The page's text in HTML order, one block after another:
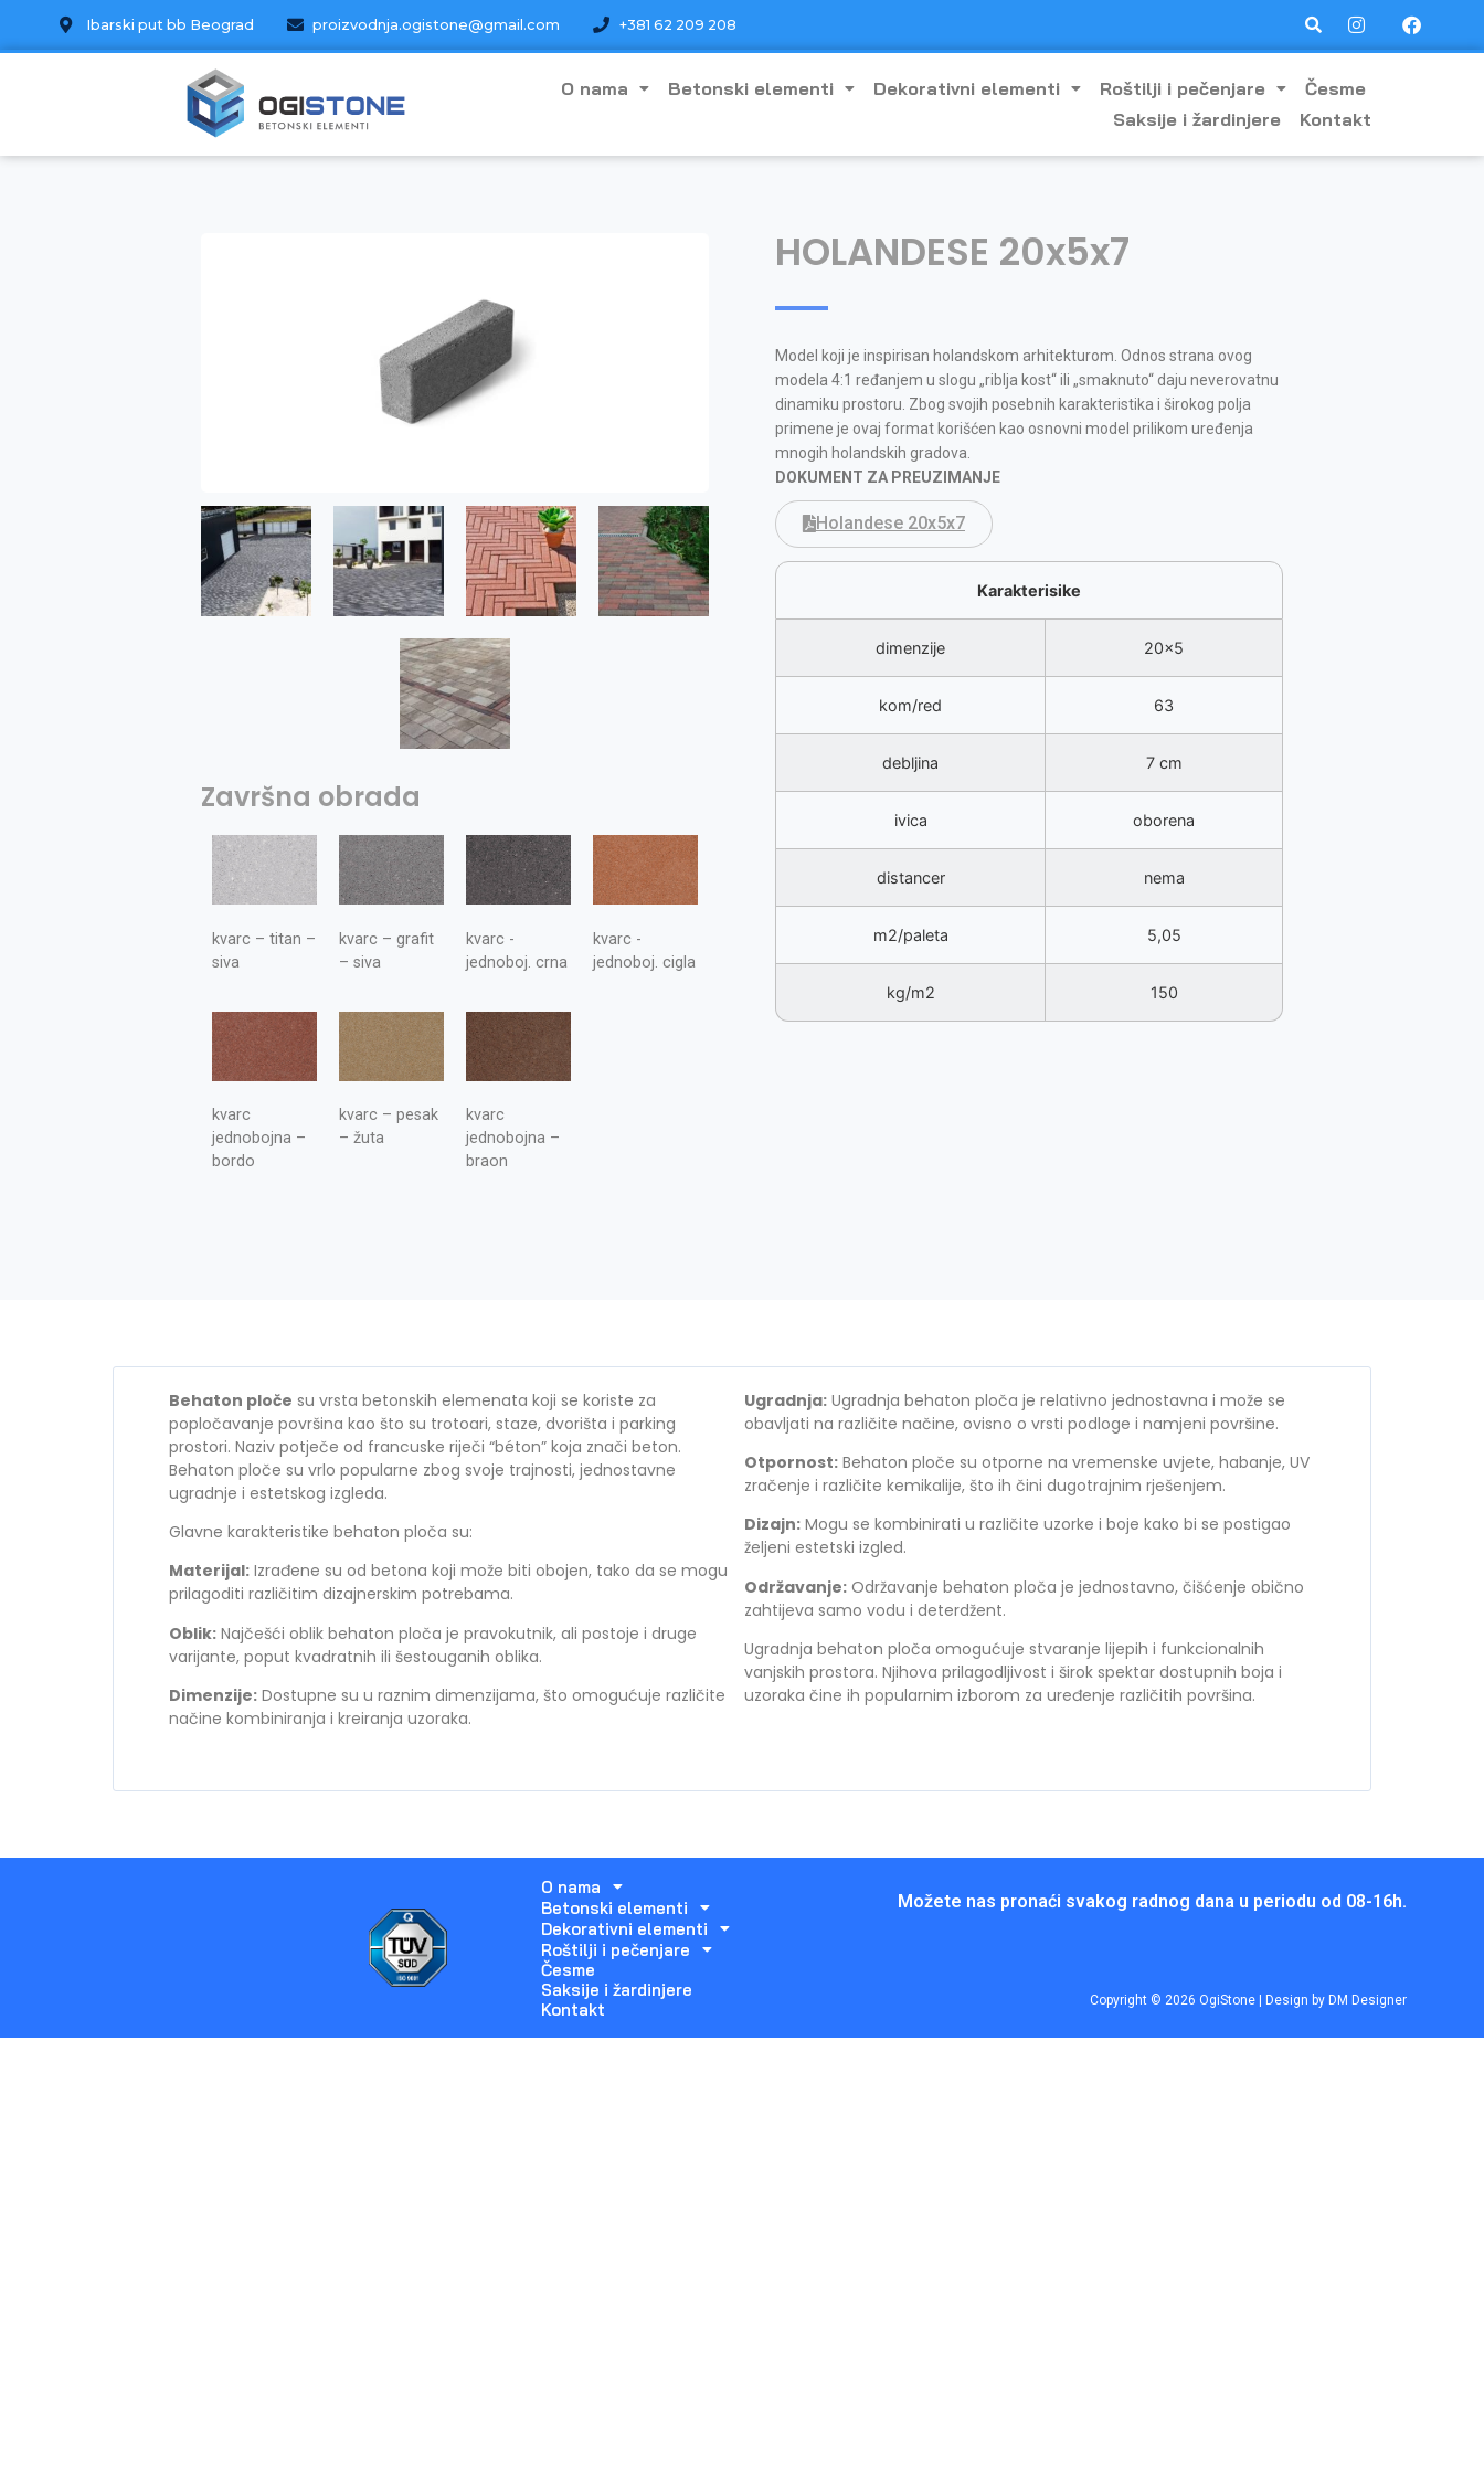
Ibarski put bb Beograd proizvodnja.ogistone@gmail.com +381 62 209 208
O nama Betonski elementi Dekorativni elementi Roštilji i pečenjare
Česme
Saksije i žardinjere
Kontakt
Završna obrada
kvarc – titan –
siva
kvarc
jednobojna –
bordo
kvarc – grafit
– siva
kvarc – pesak
– žuta
kvarc -
jednoboj. crna
kvarc
jednobojna –
braon
kvarc -
jednoboj. cigla
HOLANDESE 20x5x7
Model koji je inspirisan holandskom arhitekturom. Odnos strana ovog
modela 4:1 ređanjem u slogu „riblja kost“ ili „smaknuto“ daju neverovatnu
dinamiku prostoru. Zbog svojih posebnih karakteristika i širokog polja
primene je ovaj format korišćen kao osnovni model prilikom uređenja
mnogih holandskih gradova.
DOKUMENT ZA PREUZIMANJE
Holandese 20x5x7
Karakterisike
dimenzije 20x5
kom/red 63
debljina 7 cm
ivica oborena
distancer nema
m2/paleta 5,05
kg/m2 150
Behaton ploče su vrsta betonskih elemenata koji se koriste za
popločavanje površina kao što su trotoari, staze, dvorišta i parking
prostori. Naziv potječe od francuske riječi “béton” koja znači beton.
Behaton ploče su vrlo popularne zbog svoje trajnosti, jednostavne
ugradnje i estetskog izgleda.
Glavne karakteristike behaton ploča su:
Materijal: Izrađene su od betona koji može biti obojen, tako da se mogu
prilagoditi različitim dizajnerskim potrebama.
Oblik: Najčešći oblik behaton ploča je pravokutnik, ali postoje i druge
varijante, poput kvadratnih ili šestouganih oblika.
Dimenzije: Dostupne su u raznim dimenzijama, što omogućuje različite
načine kombiniranja i kreiranja uzoraka.
Ugradnja: Ugradnja behaton ploča je relativno jednostavna i može se
obavljati na različite načine, ovisno o vrsti podloge i namjeni površine.
Otpornost: Behaton ploče su otporne na vremenske uvjete, habanje, UV
zračenje i različite kemikalije, što ih čini dugotrajnim rješenjem.
Dizajn: Mogu se kombinirati u različite uzorke i boje kako bi se postigao
željeni estetski izgled.
Održavanje: Održavanje behaton ploča je jednostavno, čišćenje obično
zahtijeva samo vodu i deterdžent.
Ugradnja behaton ploča omogućuje stvaranje lijepih i funkcionalnih
vanjskih prostora. Njihova prilagodljivost i širok spektar dostupnih boja i
uzoraka čine ih popularnim izborom za uređenje različitih površina.
O nama
Betonski elementi
Dekorativni elementi
Roštilji i pečenjare
Česme
Saksije i žardinjere
Kontakt
Možete nas pronaći svakog radnog dana u periodu od 08-16h.
Copyright © 2026 OgiStone | Design by DM Designer